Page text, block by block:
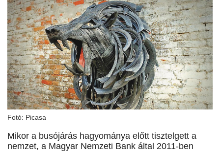
Fotó: Picasa
Mikor a busójárás hagyománya előtt tisztelgett a
nemzet, a Magyar Nemzeti Bank által 2011-ben